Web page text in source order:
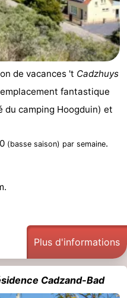
de vacances 't Cadzhuys
fantastique
du camping Hoogduin) et
(basse saison) par semaine.
Plus d'informations
Cadzand-Bad